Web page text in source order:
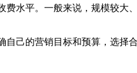
水平。一般来说，规模较大
己的营销目标和预算，选择